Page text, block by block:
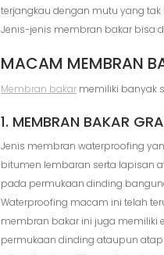
terjangkau dengan mutu yang
Jenis-jenis membran bakar bisa
MACAM MEMBRAN
Membran bakar memiliki banyak
1. MEMBRAN BAKAR
Jenis membran waterproofing
bitumen lembaran serta lapisan
pada permukaan dinding
Waterproofing macam ini telah
membran bakar ini juga memiliki
permukaan dinding ataupun